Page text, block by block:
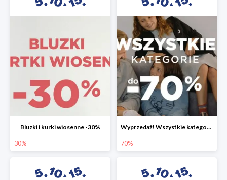
Bluzki i kurki wiosenne -30%
30%
Wyprzedaż! Wszystkie kategorie do -70%
70%